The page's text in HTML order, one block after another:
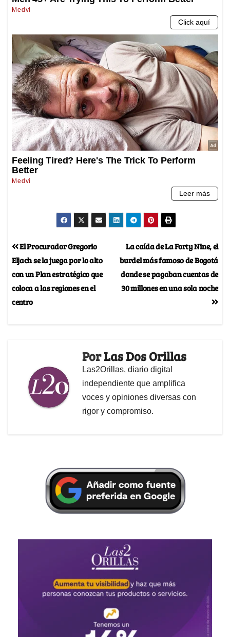
La caída de La Forty Nine, el
burdel más famoso de Bogotá
donde se pagaban cuentas de
30 millones en una sola noche
El Procurador Gregorio
Eljach se la juega por lo alto
con un Plan estratégico que
coloca a las regiones en el
centro
PorLas Dos Orillas
Las2Orillas, diario digital
independiente que amplifica
voces y opiniones diversas con
rigor y compromiso.